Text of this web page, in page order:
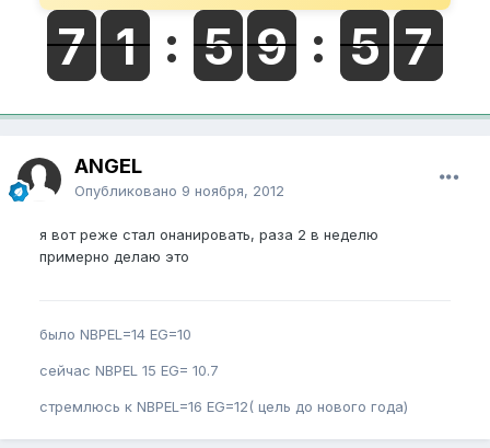
ANGEL
Опубликовано 9 ноября, 2012
я вот реже стал онанировать, раза 2 в неделю
примерно делаю это
было NBPEL=14 EG=10
сейчас NBPEL 15 EG= 10.7
стремлюсь к NBPEL=16 EG=12( цель до нового года)